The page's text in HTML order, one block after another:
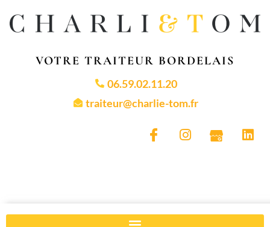
VOTRE TRAITEUR BORDELAIS
06.59.02.11.20
traiteur@charlie-tom.fr